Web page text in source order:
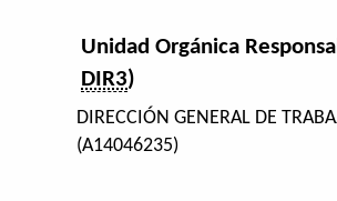
Unidad Orgánica
DIR3)
DIRECCIÓN GENERAL DE
(A14046235)